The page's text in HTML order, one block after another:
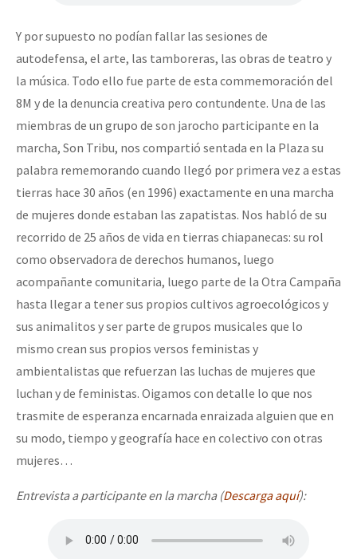
Y por supuesto no podían fallar las sesiones de
autodefensa, el arte, las tamboreras, las obras de teatro y
la música. Todo ello fue parte de esta commemoración del
8M y de la denuncia creativa pero contundente. Una de las
miembras de un grupo de son jarocho participante en la
marcha, Son Tribu, nos compartió sentada en la Plaza su
palabra rememorando cuando llegó por primera vez a estas
tierras hace 30 años (en 1996) exactamente en una marcha
de mujeres donde estaban las zapatistas. Nos habló de su
recorrido de 25 años de vida en tierras chiapanecas: su rol
como observadora de derechos humanos, luego
acompañante comunitaria, luego parte de la Otra Campaña
hasta llegar a tener sus propios cultivos agroecológicos y
sus animalitos y ser parte de grupos musicales que lo
mismo crean sus propios versos feministas y
ambientalistas que refuerzan las luchas de mujeres que
luchan y de feministas. Oigamos con detalle lo que nos
trasmite de esperanza encarnada enraizada alguien que en
su modo, tiempo y geografía hace en colectivo con otras
mujeres…
Entrevista a participante en la marcha (Descarga aquí):